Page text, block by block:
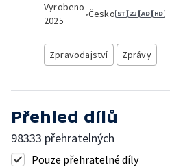
Vyrobeno
2025
•Česko
Zpravodajství Zprávy
Přehled dílů
98333 přehratelných
Pouze přehratelné díly